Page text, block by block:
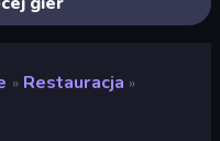
» Restauracja »